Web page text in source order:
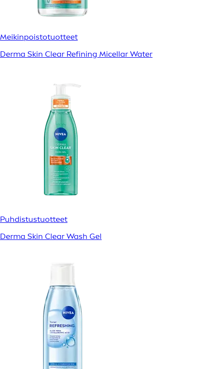
Meikinpoistotuotteet
Derma Skin Clear Refining Micellar Water
Puhdistustuotteet
Derma Skin Clear Wash Gel